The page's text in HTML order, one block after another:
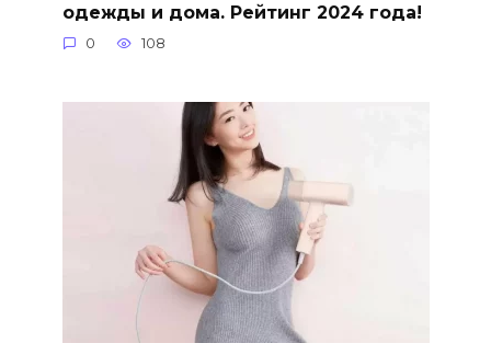
одежды и дома. Рейтинг 2024 года!
0 108